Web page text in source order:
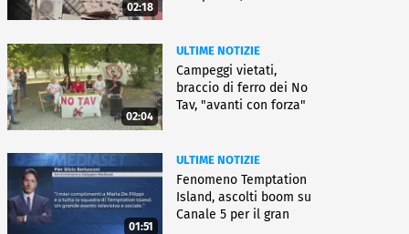
02:18
02:04
ULTIME NOTIZIE
Campeggi vietati,
braccio di ferro dei No
Tav, "avanti con forza"
01:51
ULTIME NOTIZIE
Fenomeno Temptation
Island, ascolti boom su
Canale 5 per il gran